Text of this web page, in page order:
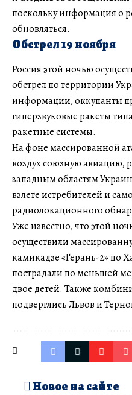
поскольку информация о
обновляться.
Обстрел 19 ноября
Россия этой ночью
обстрел по территории
информации, оккупанты
гиперзвуковые ракеты
ракетные системы.
На фоне массированной
воздух союзную авиацию,
западным областям
взлете истребителей и
радиолокационного
Уже известно, что этой
осуществили
камикадзе «Герань-2» по
пострадали по меньшей
двое детей. Также
подверглись Львов и
Новое на сайте